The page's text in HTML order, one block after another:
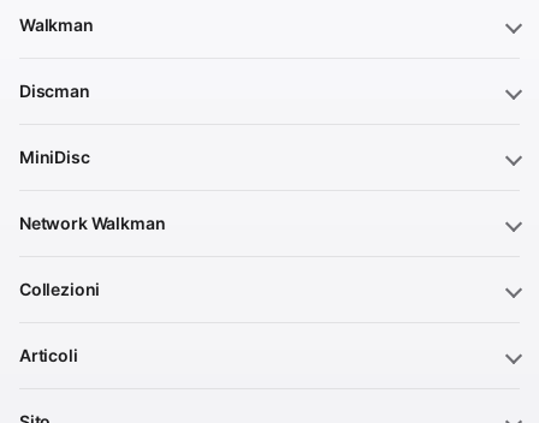
Walkman
Discman
MiniDisc
Network Walkman
Collezioni
Articoli